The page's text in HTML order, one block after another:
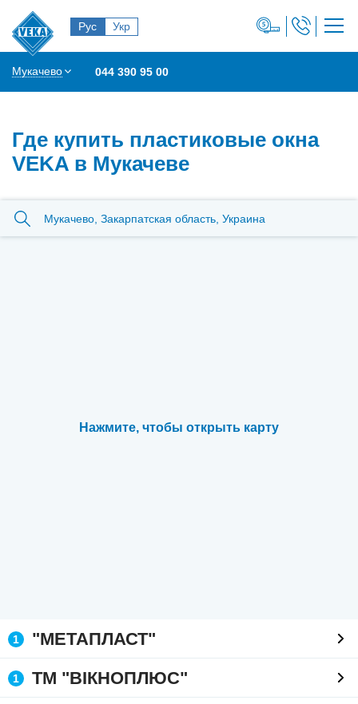
Рус Укр
Мукачево 044 390 95 00
Где купить пластиковые окна
VEKA в Мукачеве
Нажмите, чтобы открыть карту
1 "МЕТАПЛАСТ"
1 ТМ "ВІКНОПЛЮС"